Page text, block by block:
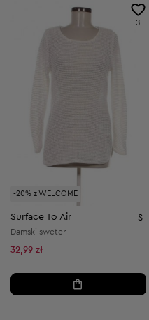
-20% z WELCOME
3
Surface To Air S
Damski sweter
32,99 zł